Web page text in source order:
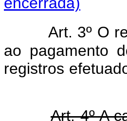
Art. 3º O
ao pagamento
registros
Art. 4º A